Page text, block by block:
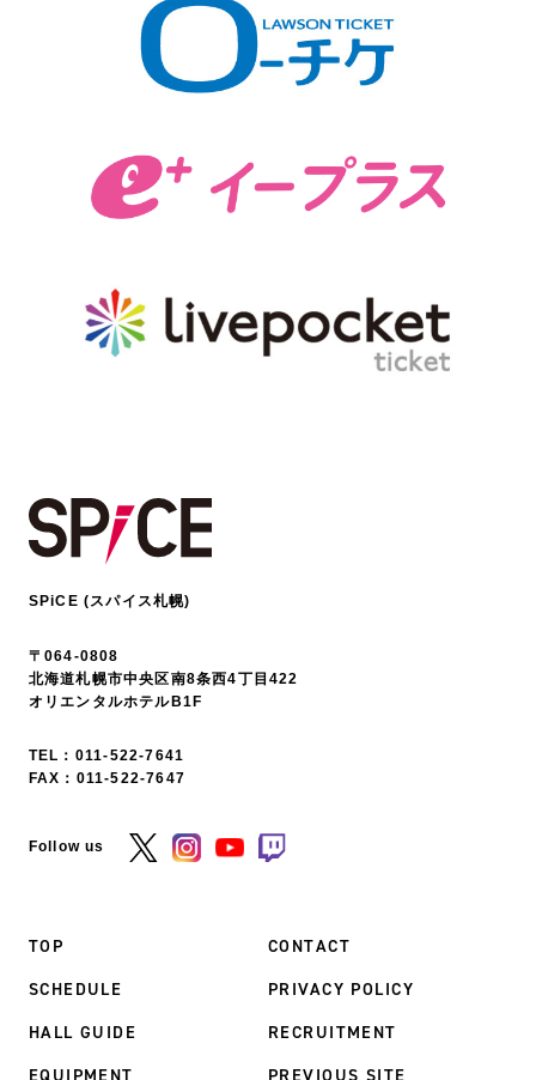
SPiCE (スパイス札幌)
〒064-0808
北海道札幌市中央区南8条西4丁目422
オリエンタルホテルB1F
TEL： 011-522-7641
FAX：011-522-7647
Follow us
TOP
SCHEDULE
HALL GUIDE
CONTACT
PRIVACY POLICY
RECRUITMENT